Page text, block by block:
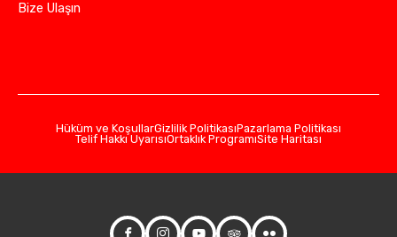
Bize Ulaşın
Hüküm ve KoşullarGizlilik PolitikasıPazarlama Politikası
Telif Hakkı UyarısıOrtaklık ProgramıSite Haritası